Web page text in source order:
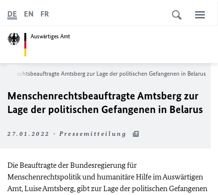
Auswärtiges Amt
DE EN FR
Amtsberg zur Lage der politischen Gefangenen in Belarus
Menschenrechtsbeauftragte Amtsberg zur
Lage der politischen Gefangenen in Belarus
27.01.2022 - Pressemitteilung
Die Beauftragte der Bundesregierung für
Menschenrechtspolitik und humanitäre Hilfe im Auswärtigen
Amt, Luise Amtsberg, gibt zur Lage der politischen Gefangenen